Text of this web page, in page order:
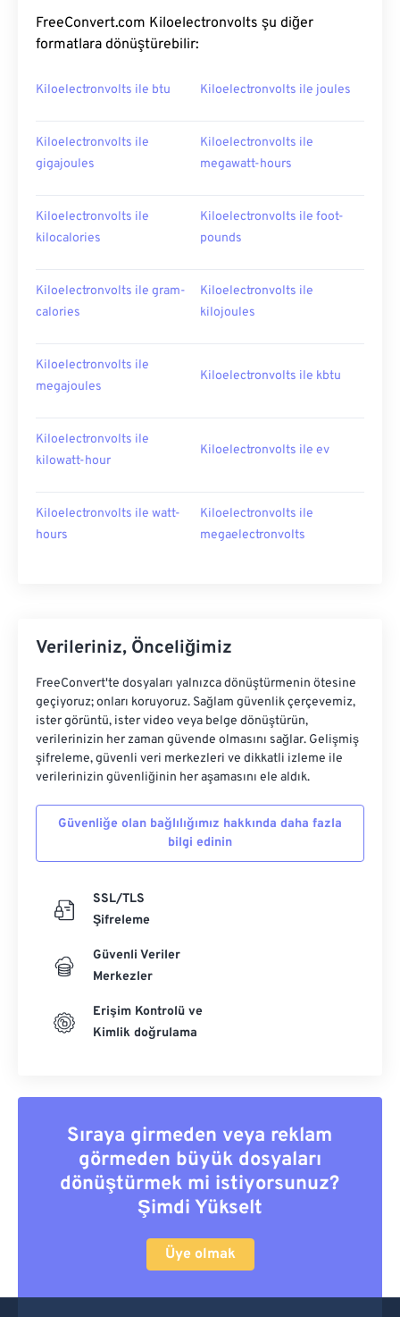
FreeConvert.com Kiloelectronvolts şu diğer
formatlara dönüştürebilir:
Kiloelectronvolts ile btu Kiloelectronvolts ile joules
Kiloelectronvolts ile
gigajoules
Kiloelectronvolts ile
megawatt-hours
Kiloelectronvolts ile
kilocalories
Kiloelectronvolts ile foot-
pounds
Kiloelectronvolts ile gram-
calories
Kiloelectronvolts ile
kilojoules
Kiloelectronvolts ile
megajoules
Kiloelectronvolts ile kbtu
Kiloelectronvolts ile
kilowatt-hour
Kiloelectronvolts ile ev
Kiloelectronvolts ile watt-
hours
Kiloelectronvolts ile
megaelectronvolts
Verileriniz, Önceliğimiz
FreeConvert'te dosyaları yalnızca dönüştürmenin ötesine
geçiyoruz; onları koruyoruz. Sağlam güvenlik çerçevemiz,
ister görüntü, ister video veya belge dönüştürün,
verilerinizin her zaman güvende olmasını sağlar. Gelişmiş
şifreleme, güvenli veri merkezleri ve dikkatli izleme ile
verilerinizin güvenliğinin her aşamasını ele aldık.
Güvenliğe olan bağlılığımız hakkında daha fazla
bilgi edinin
SSL/TLS
Şifreleme
Güvenli Veriler
Merkezler
Erişim Kontrolü ve
Kimlik doğrulama
Sıraya girmeden veya reklam
görmeden büyük dosyaları
dönüştürmek mi istiyorsunuz?
Şimdi Yükselt
Üye olmak